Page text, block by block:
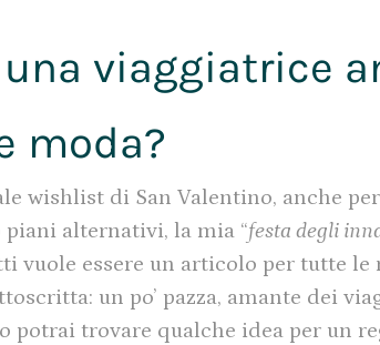
viaggiatrice
moda?
wishlist di San Valentino, anche
piani alternativi, la mia “festa degli
essere un articolo per tutte le
un po’ pazza, amante dei
potrai trovare qualche idea per un